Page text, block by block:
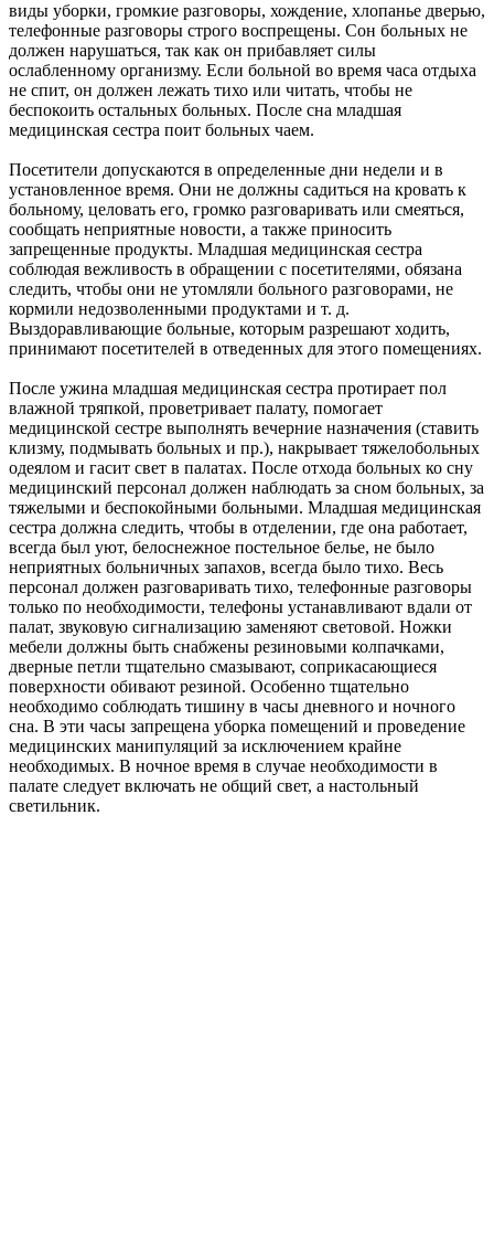
виды уборки, громкие разговоры, хождение, хлопанье дверью,
телефонные разговоры строго воспрещены. Сон больных не
должен нарушаться, так как он прибавляет силы
ослабленному организму. Если больной во время часа отдыха
не спит, он должен лежать тихо или читать, чтобы не
беспокоить остальных больных. После сна младшая
медицинская сестра поит больных чаем.
Посетители допускаются в определенные дни недели и в
установленное время. Они не должны садиться на кровать к
больному, целовать его, громко разговаривать или смеяться,
сообщать неприятные новости, а также приносить
запрещенные продукты. Младшая медицинская сестра
соблюдая вежливость в обращении с посетителями, обязана
следить, чтобы они не утомляли больного разговорами, не
кормили недозволенными продуктами и т. д.
Выздоравливающие больные, которым разрешают ходить,
принимают посетителей в отведенных для этого помещениях.
После ужина младшая медицинская сестра протирает пол
влажной тряпкой, проветривает палату, помогает
медицинской сестре выполнять вечерние назначения (ставить
клизму, подмывать больных и пр.), накрывает тяжелобольных
одеялом и гасит свет в палатах. После отхода больных ко сну
медицинский персонал должен наблюдать за сном больных, за
тяжелыми и беспокойными больными. Младшая медицинская
сестра должна следить, чтобы в отделении, где она работает,
всегда был уют, белоснежное постельное белье, не было
неприятных больничных запахов, всегда было тихо. Весь
персонал должен разговаривать тихо, телефонные разговоры
только по необходимости, телефоны устанавливают вдали от
палат, звуковую сигнализацию заменяют световой. Ножки
мебели должны быть снабжены резиновыми колпачками,
дверные петли тщательно смазывают, соприкасающиеся
поверхности обивают резиной. Особенно тщательно
необходимо соблюдать тишину в часы дневного и ночного
сна. В эти часы запрещена уборка помещений и проведение
медицинских манипуляций за исключением крайне
необходимых. В ночное время в случае необходимости в
палате следует включать не общий свет, а настольный
светильник.